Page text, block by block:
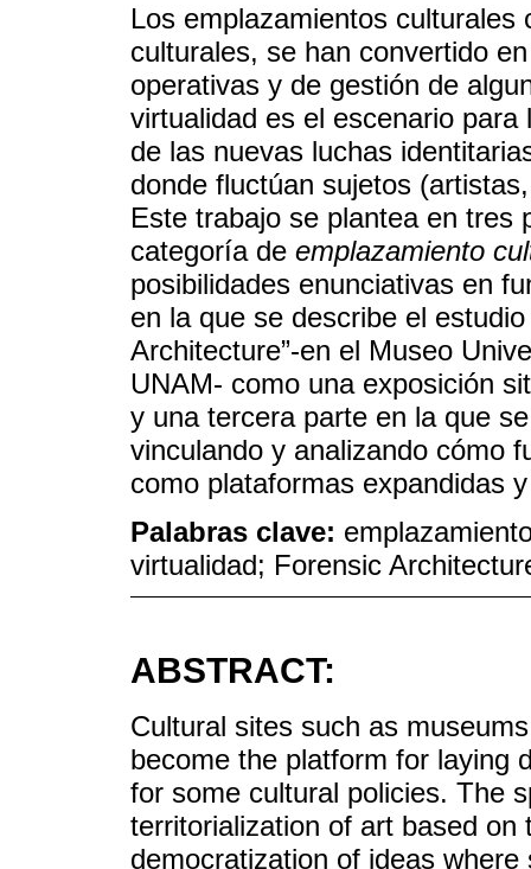
Los emplazamientos
culturales, se han convertido
operativas y de gestión de
virtualidad es el escenario
de las nuevas luchas
donde fluctúan sujetos
Este trabajo se plantea en tres
categoría de emplazamiento
posibilidades enunciativas en
en la que se describe el
Architecture”-en el Museo
UNAM- como una exposición
y una tercera parte en la que
vinculando y analizando cómo
como plataformas expandidas
Palabras clave:
virtualidad; Forensic
ABSTRACT:
Cultural sites such as
become the platform for laying
for some cultural policies. The
territorialization of art based
democratization of ideas